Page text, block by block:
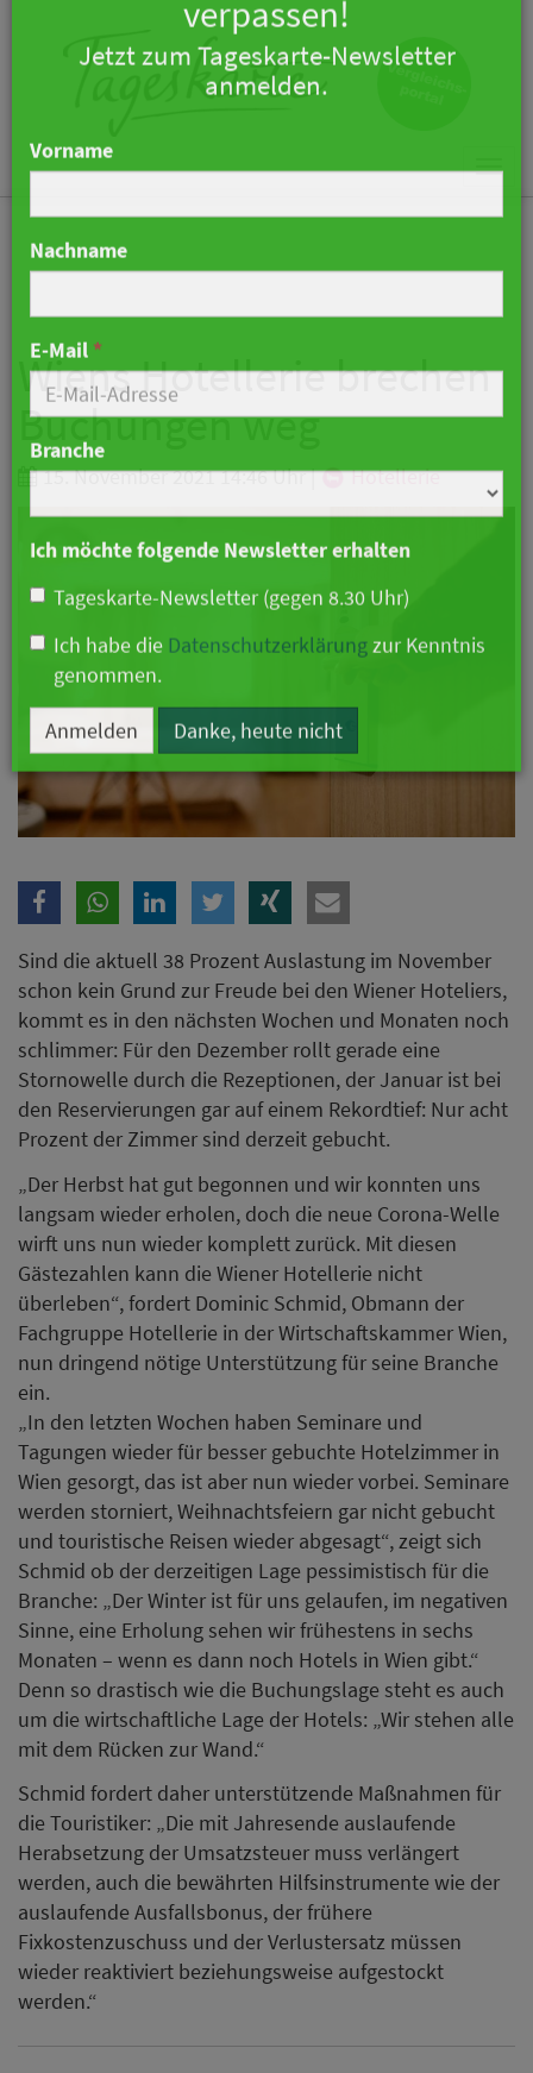
Wiens Hotellerie brechen
Buchungen weg
15. November 2021 14:46 Uhr| Hotellerie
Sind die aktuell 38 Prozent Auslastung im November
schon kein Grund zur Freude bei den Wiener Hoteliers,
kommt es in den nächsten Wochen und Monaten noch
schlimmer: Für den Dezember rollt gerade eine
Stornowelle durch die Rezeptionen, der Januar ist bei
den Reservierungen gar auf einem Rekordtief: Nur acht
Prozent der Zimmer sind derzeit gebucht.
„Der Herbst hat gut begonnen und wir konnten uns
langsam wieder erholen, doch die neue Corona-Welle
wirft uns nun wieder komplett zurück. Mit diesen
Gästezahlen kann die Wiener Hotellerie nicht
überleben“, fordert Dominic Schmid, Obmann der
Fachgruppe Hotellerie in der Wirtschaftskammer Wien,
nun dringend nötige Unterstützung für seine Branche
ein.
„In den letzten Wochen haben Seminare und
Tagungen wieder für besser gebuchte Hotelzimmer in
Wien gesorgt, das ist aber nun wieder vorbei. Seminare
werden storniert, Weihnachtsfeiern gar nicht gebucht
und touristische Reisen wieder abgesagt“, zeigt sich
Schmid ob der derzeitigen Lage pessimistisch für die
Branche: „Der Winter ist für uns gelaufen, im negativen
Sinne, eine Erholung sehen wir frühestens in sechs
Monaten – wenn es dann noch Hotels in Wien gibt.“
Denn so drastisch wie die Buchungslage steht es auch
um die wirtschaftliche Lage der Hotels: „Wir stehen alle
mit dem Rücken zur Wand.“
Schmid fordert daher unterstützende Maßnahmen für
die Touristiker: „Die mit Jahresende auslaufende
Herabsetzung der Umsatzsteuer muss verlängert
werden, auch die bewährten Hilfsinstrumente wie der
auslaufende Ausfallsbonus, der frühere
Fixkostenzuschuss und der Verlustersatz müssen
wieder reaktiviert beziehungsweise aufgestockt
werden.“
Keine Nachricht mehr
verpassen!
Jetzt zum Tageskarte-Newsletter
anmelden.
Vorname
Nachname
E-Mail*
Branche
Ich möchte folgende Newsletter erhalten
Tageskarte-Newsletter (gegen 8.30 Uhr)
Ich habe die
Datenschutzerklärung
genommen.
Anmelden Danke, heute nicht